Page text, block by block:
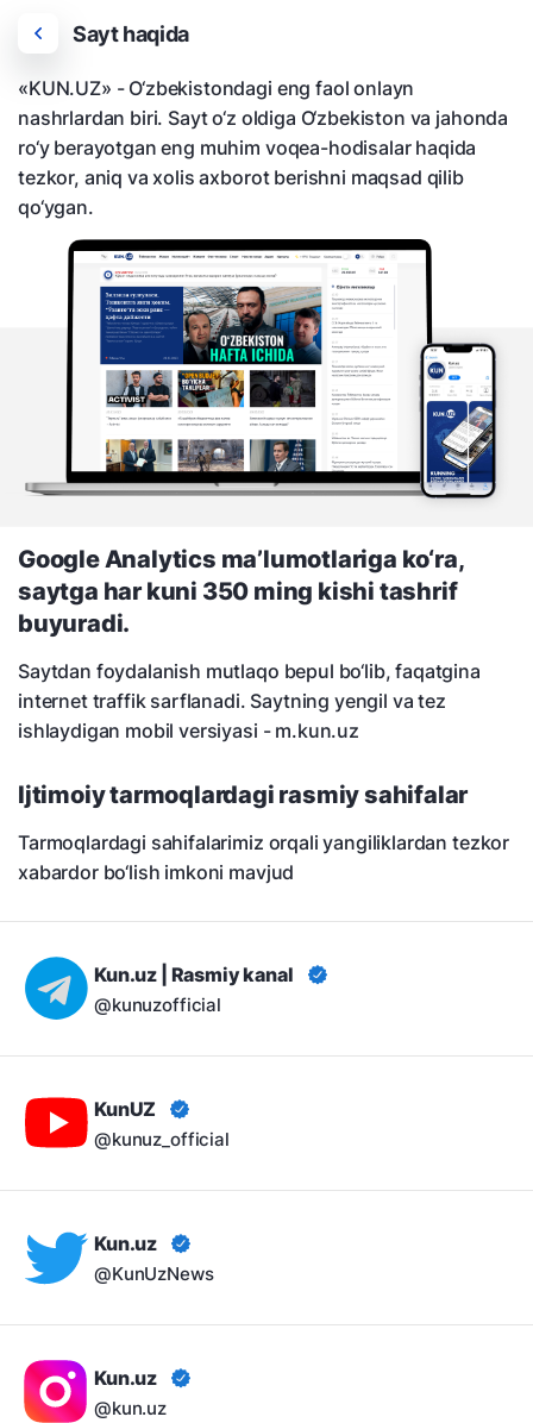
Sayt haqida
«KUN.UZ» - O‘zbekistondagi eng faol onlayn
nashrlardan biri. Sayt o‘z oldiga O‘zbekiston va jahonda
ro‘y berayotgan eng muhim voqea-hodisalar haqida
tezkor, aniq va xolis axborot berishni maqsad qilib
qo‘ygan.
Google Analytics ma’lumotlariga ko‘ra,
saytga har kuni 350 ming kishi tashrif
buyuradi.
Saytdan foydalanish mutlaqo bepul bo‘lib, faqatgina
internet traffik sarflanadi. Saytning yengil va tez
ishlaydigan mobil versiyasi - m.kun.uz
Ijtimoiy tarmoqlardagi rasmiy sahifalar
Tarmoqlardagi sahifalarimiz orqali yangiliklardan tezkor
xabardor bo‘lish imkoni mavjud
Kun.uz | Rasmiy kanal
@kunuzofficial
KunUZ
@kunuz_official
Kun.uz
@KunUzNews
Kun.uz
@kun.uz